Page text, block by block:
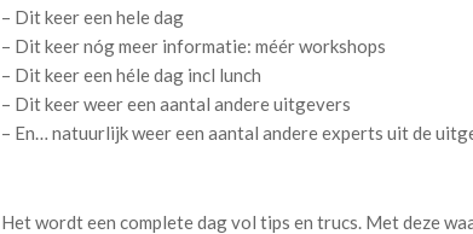
– Dit keer een hele dag
– Dit keer nóg meer informatie: méér workshops
– Dit keer een héle dag incl lunch
– Dit keer weer een aantal andere uitgevers
– En… natuurlijk weer een aantal andere experts uit de
Het wordt een complete dag vol tips en trucs. Met deze